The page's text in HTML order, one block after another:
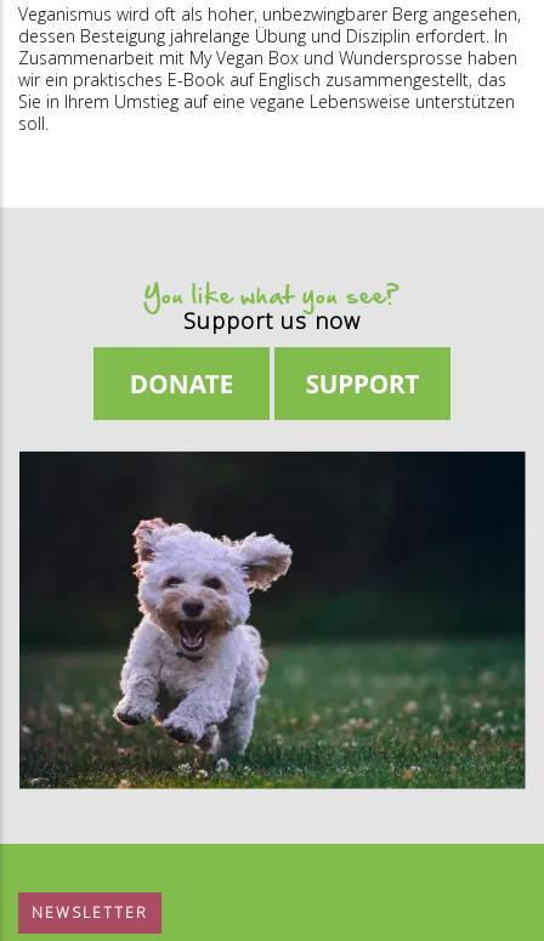
Veganismus wird oft als hoher, unbezwingbarer Berg angesehen,
dessen Besteigung jahrelange Übung und Disziplin erfordert. In
Zusammenarbeit mit My Vegan Box und Wundersprosse haben
wir ein praktisches E-Book auf Englisch zusammengestellt, das
Sie in Ihrem Umstieg auf eine vegane Lebensweise unterstützen
soll.
You like what you see?
Support us now
NEWSLETTER